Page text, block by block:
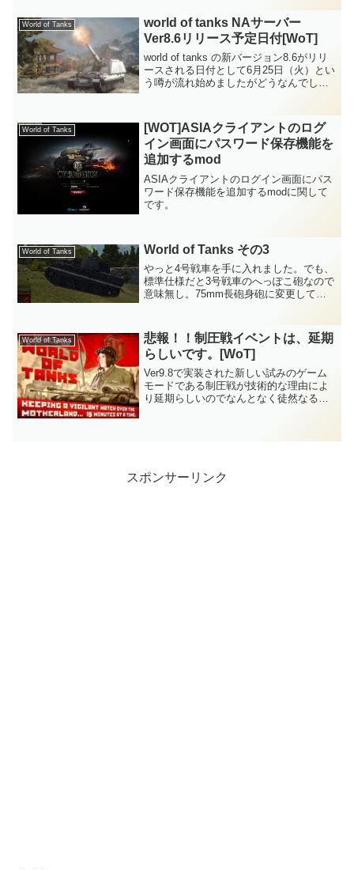
World of Tanks
world of tanks NAサーバー
Ver8.6リリース予定日付[WoT]
world of tanks の新バージョン8.6がリリ
ースされる日付として6月25日（火）とい
う噂が流れ始めましたがどうなんでしょ
れているという事なんですが。い...
World of Tanks
[WOT]ASIAクライアントのログ
イン画面にパスワード保存機能を
追加するmod
ASIAクライアントのログイン画面にパス
ワード保存機能を追加するmodに関して
です。
World of Tanks World of Tanks その3
やっと4号戦車を手に入れました。でも、
標準仕様だと3号戦車のへっぽこ砲なので
意味無し。75mm長砲身砲に変更してや
クラスの戦車以外からは、逃げ回るしか
なかったがこれか...
World of Tanks
悲報！！制圧戦イベントは、延期
らしいです。[WoT]
Ver9.8で実装された新しい試みのゲーム
モードである制圧戦が技術的な理由によ
り延期らしいのでなんとなく徒然なるま
スポンサーリンク